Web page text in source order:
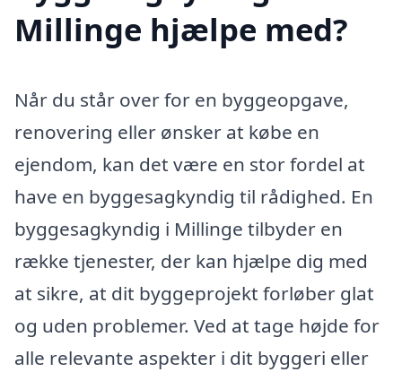
Millinge hjælpe med?
Når du står over for en byggeopgave,
renovering eller ønsker at købe en
ejendom, kan det være en stor fordel at
have en byggesagkyndig til rådighed. En
byggesagkyndig i Millinge tilbyder en
række tjenester, der kan hjælpe dig med
at sikre, at dit byggeprojekt forløber glat
og uden problemer. Ved at tage højde for
alle relevante aspekter i dit byggeri eller